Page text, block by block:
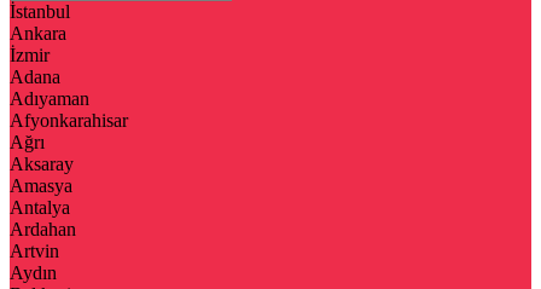
İstanbul
Ankara
İzmir
Adana
Adıyaman
Afyonkarahisar
Ağrı
Aksaray
Amasya
Antalya
Ardahan
Artvin
Aydın